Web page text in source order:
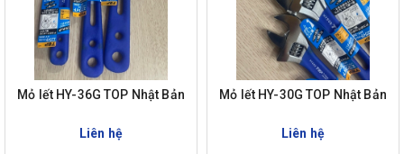
Mỏ lết HY-36G TOP Nhật Bản
Liên hệ
Mỏ lết HY-30G TOP Nhật Bản
Liên hệ